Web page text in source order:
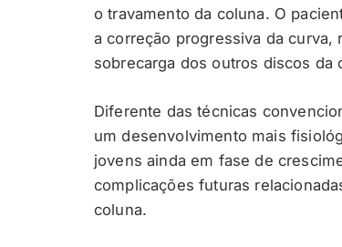
o travamento da coluna. O
a correção progressiva da curva,
sobrecarga dos outros discos da
Diferente das técnicas
um desenvolvimento mais
jovens ainda em fase de
complicações futuras
coluna.